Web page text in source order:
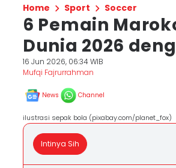
Home Sport Soccer
6 Pemain
Dunia 2026
16 Jun 2026, 06:34 WIB
Mufqi Fajrurrahman
News Channel
ilustrasi sepak bola (pixabay.com/planet_fox)
Intinya Sih